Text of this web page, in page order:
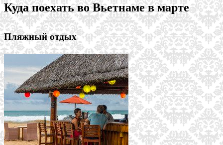
Куда поехать во Вьетнаме в марте
Пляжный отдых